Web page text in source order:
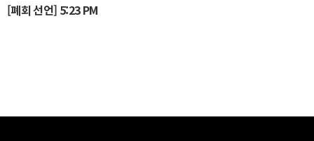
[폐회 선언] 5:23 PM